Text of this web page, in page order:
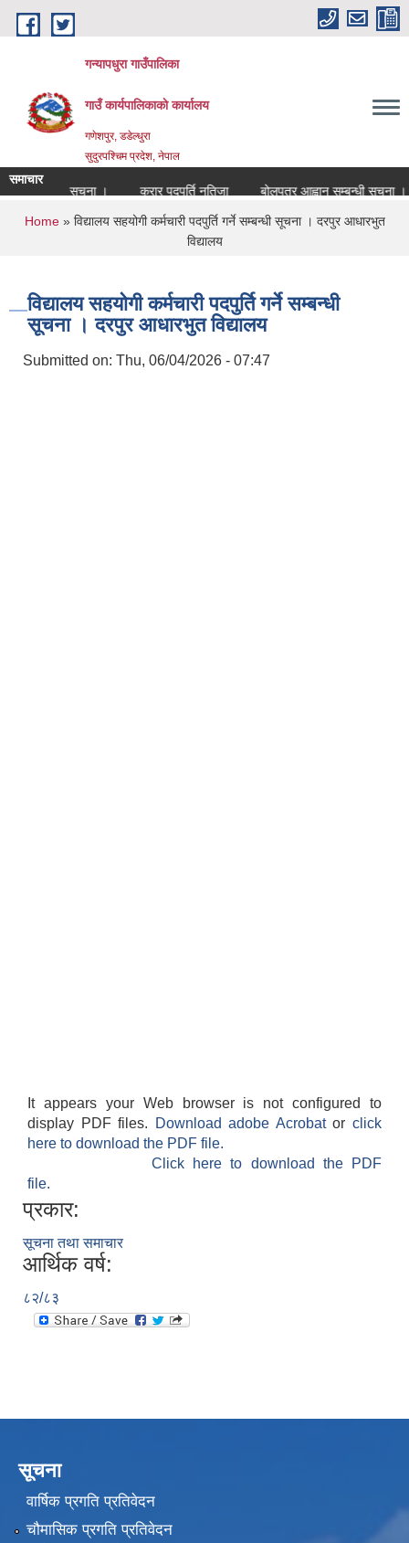
Skip to main content
गन्यापधुरा गाउँपालिका
गाउँ कार्यपालिकाकाे कार्यालय
गणेशपुर, डडेल्धुरा
सुदुरपश्चिम प्रदेश, नेपाल
समाचार
सम्बन्धी सुचना ।
करार पदपुर्ति नतिजा बोलपत्र आह्वान सम्बन्धी सुचना ।
You are here
Home» विद्यालय सहयोगी कर्मचारी पदपुर्ति गर्ने सम्बन्धी सूचना । दरपुर आधारभुत
विद्यालय
विद्यालय सहयोगी कर्मचारी पदपुर्ति गर्ने सम्बन्धी
सूचना । दरपुर आधारभुत विद्यालय
Submitted on: Thu, 06/04/2026 - 07:47
It appears your Web browser is not configured to
display PDF files.
Download adobe Acrobatorclick
here to download the PDF file.
Click here to download the PDF
file.
प्रकार:
सूचना तथा समाचार
आर्थिक वर्ष:
८२/८३
सूचना
वार्षिक प्रगति प्रतिवेदन
चौमासिक प्रगति प्रतिवेदन